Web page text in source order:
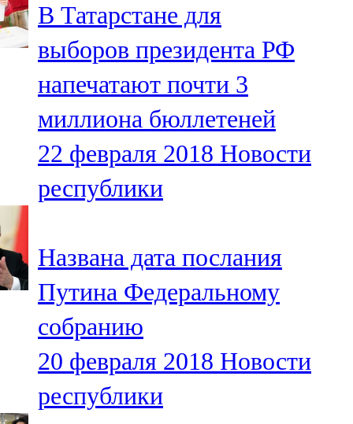
103,0 FM
Чүпрәле
91,0 FM
Шәмәрдән
102,3 FM
Яңа чишмә
Яр Чаллы
105,5 FM
В Татарстане для
выборов президента РФ
напечатают почти 3
миллиона бюллетеней
22 февраля 2018 Новости
республики
Названа дата послания
Путина Федеральному
собранию
20 февраля 2018 Новости
республики